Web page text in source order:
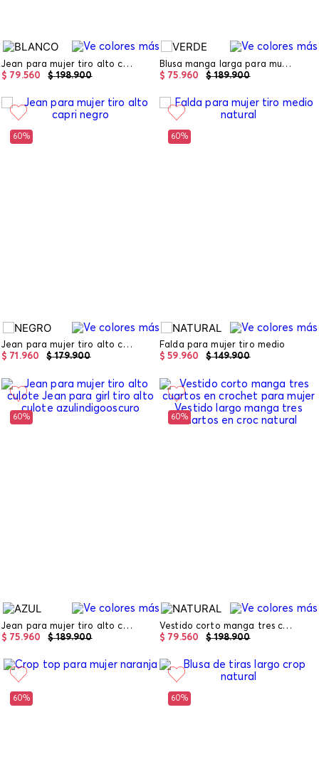
Jean para mujer tiro alto culote
$ 198.900
$ 79.560
Blusa manga larga para mujer
$ 189.900
$ 75.960
60%
Jean para mujer tiro alto capri
$ 179.900
$ 71 .960
60%
Falda para mujer tiro medio
$ 149.900
$ 59.960
60%
Jean para mujer tiro alto culote
$ 189.900
$ 75.960
60%
Vestido corto manga tres cuartos en crochet para mujer
$ 198.900
$ 79.560
60% 60%